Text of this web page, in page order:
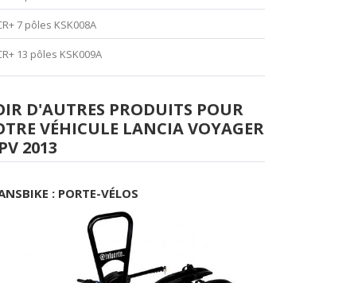
7 pôles KSK008A
13 pôles KSK009A
D'AUTRES PRODUITS POUR
VÉHICULE LANCIA VOYAGER
2013
: PORTE-VÉLOS